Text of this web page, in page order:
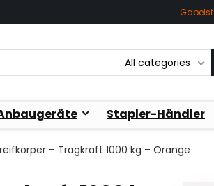
All categories
Stapler-Händler
– Tragkraft 1000 kg – Orange